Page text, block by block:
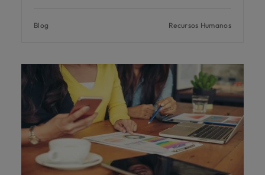
Blog Recursos Humanos